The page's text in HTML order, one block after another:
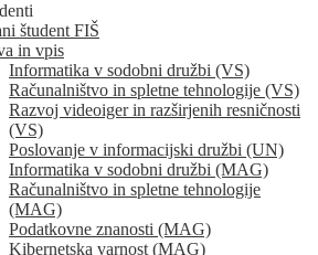
študent FIŠ
in vpis
Informatika v sodobni družbi (VS)
Računalništvo in spletne tehnologije (VS)
Razvoj videoiger in razširjenih resničnosti
(VS)
Poslovanje v informacijski družbi (UN)
Informatika v sodobni družbi (MAG)
Računalništvo in spletne tehnologije
(MAG)
Podatkovne znanosti (MAG)
Kibernetska varnost (MAG)